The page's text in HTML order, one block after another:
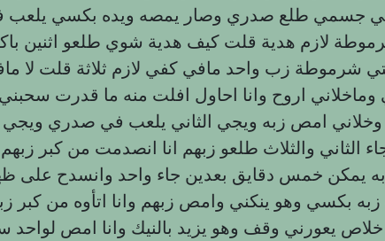
جسمي طلع صدري وصار يمصه ويده بكسي يلعب
لازم هدية قلت كيف هدية شوي طلعو اثنين
شرموطة زب واحد مافي كفي لازم ثلاثة قلت لا
اروح وانا احاول افلت منه ما قدرت
وخلاني امص زبه ويجي الثاني يلعب في صدري
الثاني والثلاث طلعو زبهم انا انصدمت من كبر
يمكن خمس دقايق بعدين جاء واحد وانسدح على
بكسي وهو ينكني وامص زبهم وانا اتأوه من كبر زبه
خلاص يعورني وقف وهو يزيد بالنيك وانا امص